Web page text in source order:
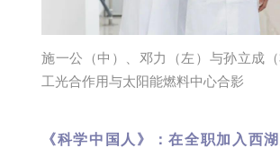
施一公（中）、邓力（左）与孙立成
工光合作用与太阳能燃料中心合影
《科学中国人》：在全职加入西